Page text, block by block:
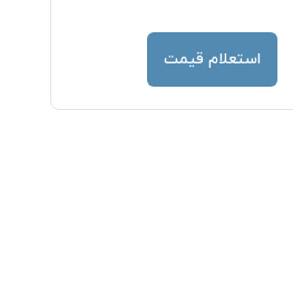
استعلام قیمت